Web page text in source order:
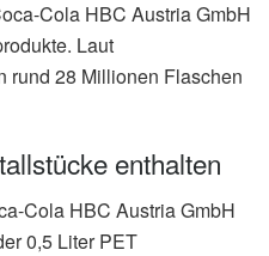
Cola HBC Austria GmbH
Laut
rund 28 Millionen Flaschen
enthalten
Cola HBC Austria GmbH
0,5 Liter PET